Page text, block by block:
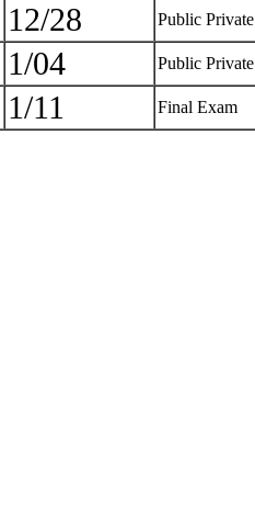
12/28 Public
1/04 Public
1/11 Final Exam